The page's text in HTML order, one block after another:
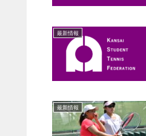
最新情報
最新情報